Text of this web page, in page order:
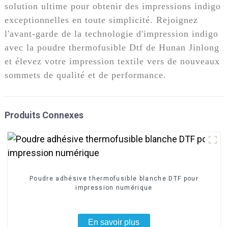
solution ultime pour obtenir des impressions indigo
exceptionnelles en toute simplicité. Rejoignez
l'avant-garde de la technologie d'impression indigo
avec la poudre thermofusible Dtf de Hunan Jinlong
et élevez votre impression textile vers de nouveaux
sommets de qualité et de performance.
Produits Connexes
Poudre adhésive thermofusible blanche DTF pour
impression numérique
En savoir plus